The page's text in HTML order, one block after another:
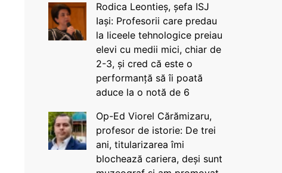
Rodica Leontieș, șefa ISJ
Iași: Profesorii care predau
la liceele tehnologice preiau
elevi cu medii mici, chiar de
2-3, și cred că este o
performanță să îi poată
aduce la o notă de 6
Op-Ed Viorel Cărămizaru,
profesor de istorie: De trei
ani, titularizarea îmi
blochează cariera, deși sunt